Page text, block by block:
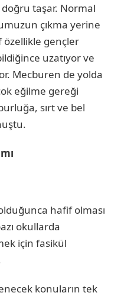
taşar. Normal
çıkma yerine
özellikle gençler
uzatıyor ve
Mecburen de yolda
eğilme gereği
sırt ve bel
hafif olması
okullarda
için fasikül
konuların tek